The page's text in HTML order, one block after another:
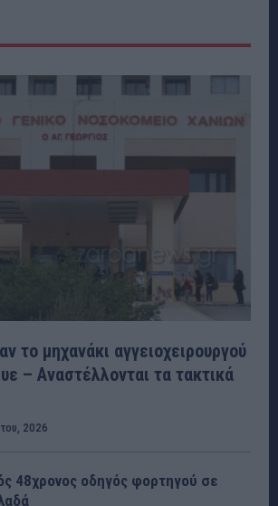
το μηχανάκι αγγειοχειρουργού
– Αναστέλλονται τα τακτικά
2026
48χρονος οδηγός φορτηγού σε